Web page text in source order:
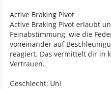
Active Braking Pivot
Active Braking Pivot erlaubt
Feinabstimmung, wie die
voneinander auf
reagiert. Das vermittelt dir in
Vertrauen.
Geschlecht: Uni